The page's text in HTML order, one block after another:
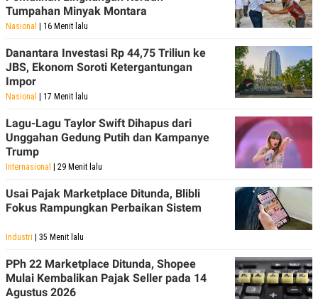
Tumpahan Minyak Montara
Nasional | 16 Menit lalu
Danantara Investasi Rp 44,75 Triliun ke
JBS, Ekonom Soroti Ketergantungan
Impor
Nasional | 17 Menit lalu
Lagu-Lagu Taylor Swift Dihapus dari
Unggahan Gedung Putih dan Kampanye
Trump
Internasional | 29 Menit lalu
Usai Pajak Marketplace Ditunda, Blibli
Fokus Rampungkan Perbaikan Sistem
Industri | 35 Menit lalu
PPh 22 Marketplace Ditunda, Shopee
Mulai Kembalikan Pajak Seller pada 14
Agustus 2026